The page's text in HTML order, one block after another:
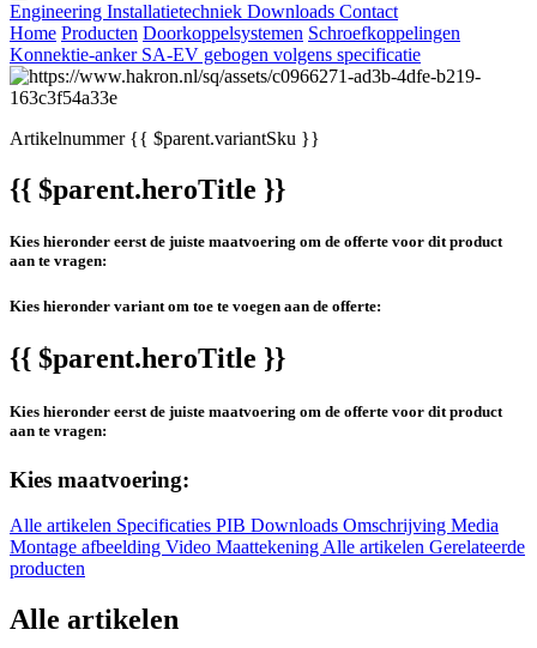
Engineering Installatietechniek Downloads Contact
Home Producten Doorkoppelsystemen Schroefkoppelingen
Konnektie-anker SA-EV gebogen volgens specificatie
Artikelnummer{{ $parent.variantSku }}
{{ $parent.heroTitle }}
Kies hieronder eerst de juiste maatvoering om de offerte voor dit product
aan te vragen:
Kies hieronder variant om toe te voegen aan de offerte:
{{ $parent.heroTitle }}
Kies hieronder eerst de juiste maatvoering om de offerte voor dit product
aan te vragen:
Kies maatvoering:
Alle artikelen Specificaties PIB Downloads Omschrijving Media
Montage afbeelding Video MaattekeningAlle artikelen Gerelateerde
producten
Alle artikelen